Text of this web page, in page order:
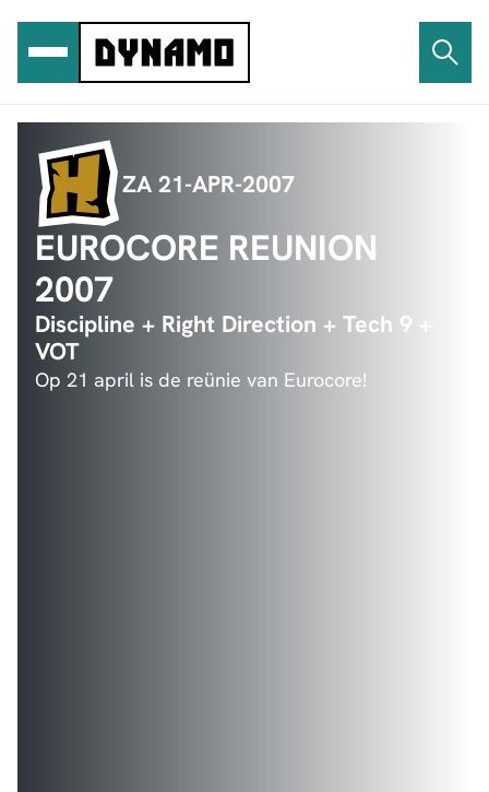
inhoud
ZA 21-APR-2007
EUROCORE REUNION
2007
Discipline + Right Direction + Tech 9 +
VOT
Op 21 april is de reünie van Eurocore!